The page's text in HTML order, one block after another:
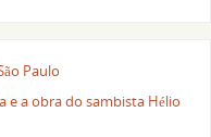
Paulo
e a obra do sambista Hélio